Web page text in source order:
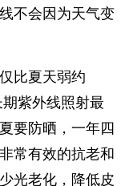
不会因为天气变
比夏天弱约
紫外线照射最
要防晒，一年四
常有效的抗老和
光老化，降低皮